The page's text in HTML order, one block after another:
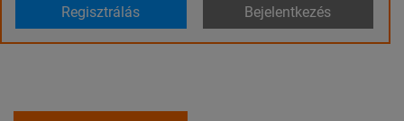
Regisztrálás Bejelentkezés